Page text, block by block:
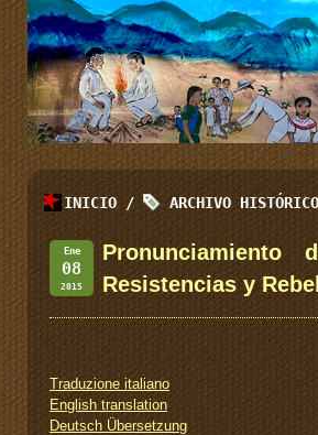
INICIO / ARCHIVO
Ene
08
2015
Resistencias y
Traduzione italiano
English translation
Deutsch Übersetzung